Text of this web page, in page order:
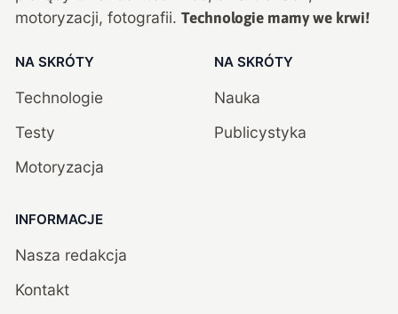
motoryzacji, fotografii. Technologie mamy we krwi!
NA SKRÓTY
Technologie
Testy
Motoryzacja
NA SKRÓTY
Nauka
Publicystyka
INFORMACJE
Nasza redakcja
Kontakt